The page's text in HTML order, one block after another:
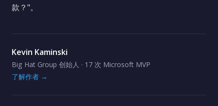
款？"。
Kevin Kaminski
Big Hat Group 创始人 · 17 次 Microsoft MVP
了解作者 →